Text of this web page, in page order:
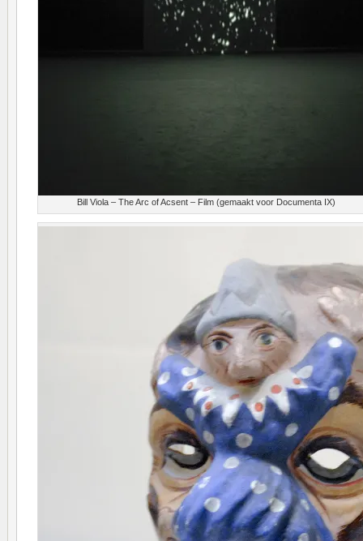
Bill Viola – The Arc of Acsent – Film (gemaakt voor Documenta IX)